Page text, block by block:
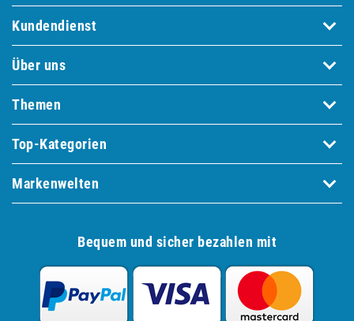
Kundendienst
Über uns
Themen
Top-Kategorien
Markenwelten
Bequem und sicher bezahlen mit